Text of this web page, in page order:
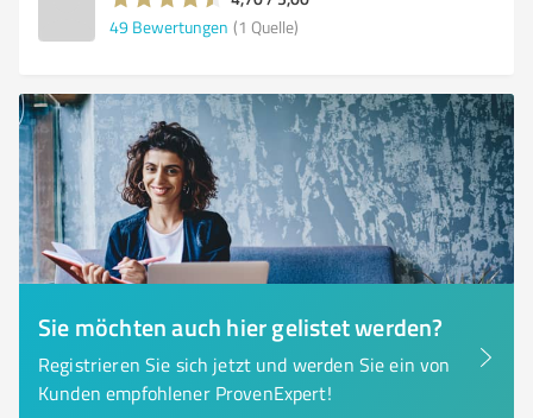
49 Bewertungen (1 Quelle)
Sie möchten auch hier gelistet werden?
Registrieren Sie sich jetzt und werden Sie ein von
Kunden empfohlener ProvenExpert!